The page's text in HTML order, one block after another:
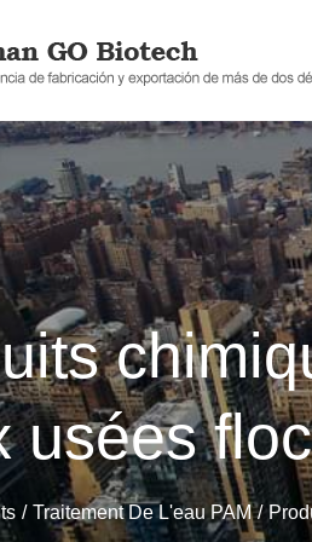
usées
Traitement De L'eau PAM